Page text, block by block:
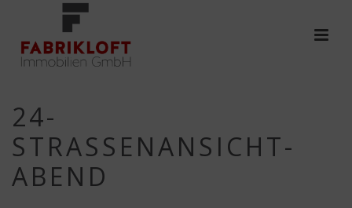
24-
STRASSENANSICHT-
ABEND